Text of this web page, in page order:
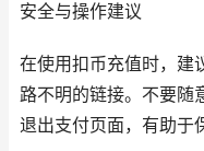
安全与操作建议
在使用扣币充值时，建
路不明的链接。不要随
退出支付页面，有助于